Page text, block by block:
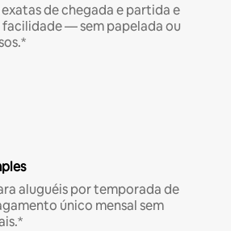
exatas de chegada e partida e
facilidade — sem papelada ou
aluguéis por temporada de
único mensal sem